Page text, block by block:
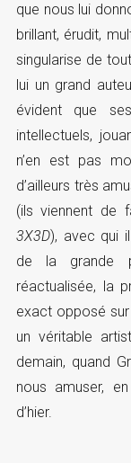
que nous lui
brillant, érudit,
singularise de
lui un grand
évident que
intellectuels,
n’en est pas
d’ailleurs très
(ils viennent de
3X3D), avec qui il
de la grande
réactualisée, la
exact opposé
un véritable
demain, quand
nous amuser,
d’hier.